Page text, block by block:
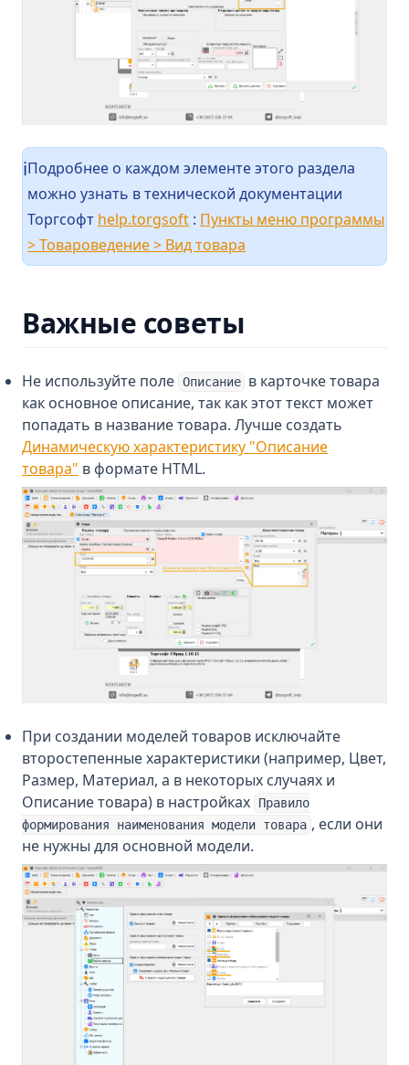
ℹ️Подробнее о каждом элементе этого раздела
можно узнать в технической документации
Торгсофт help.torgsoft(opens in a new tab)
: Пункты меню программы
> Товароведение > Вид товара
Важные советы
Не используйте поле Описание в карточке товара
как основное описание, так как этот текст может
попадать в название товара. Лучше создать
Динамическую характеристику "Описание
товара" в формате HTML.
При создании моделей товаров исключайте
второстепенные характеристики (например, Цвет,
Размер, Материал, а в некоторых случаях и
Описание товара) в настройках
Правило
формирования наименования модели товара , если они
не нужны для основной модели.